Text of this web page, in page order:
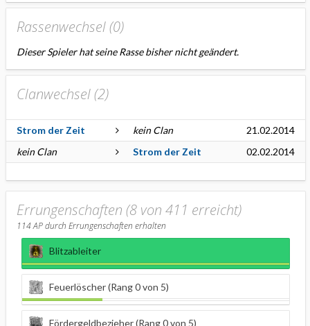
Rassenwechsel (0)
Dieser Spieler hat seine Rasse bisher nicht geändert.
Clanwechsel (2)
Strom der Zeit kein Clan
21.02.2014
kein Clan
Strom der Zeit 02.02.2014
Errungenschaften (8 von 411 erreicht)
114AP durch Errungenschaften erhalten
Blitzableiter
Feuerlöscher (Rang 0 von 5)
Fördergeldbezieher (Rang 0 von 5)